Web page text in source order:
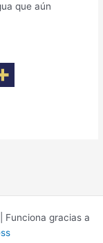
que aún
Funciona gracias a